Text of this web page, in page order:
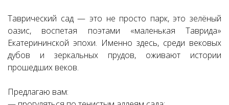
Таврический сад — это не просто парк, это зелёный
оазис, воспетая поэтами «маленькая Таврида»
Екатерининской эпохи. Именно здесь, среди вековых
дубов и зеркальных прудов, оживают истории
прошедших веков.
Предлагаю вам: